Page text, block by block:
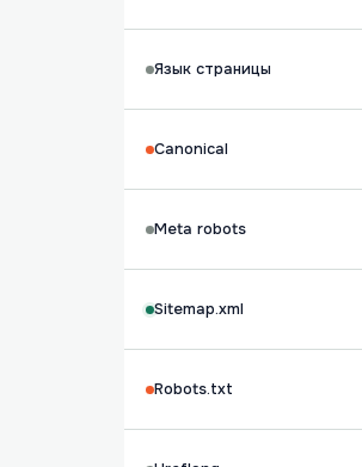
Язык страницы
Canonical
Meta robots
Sitemap.xml
Robots.txt